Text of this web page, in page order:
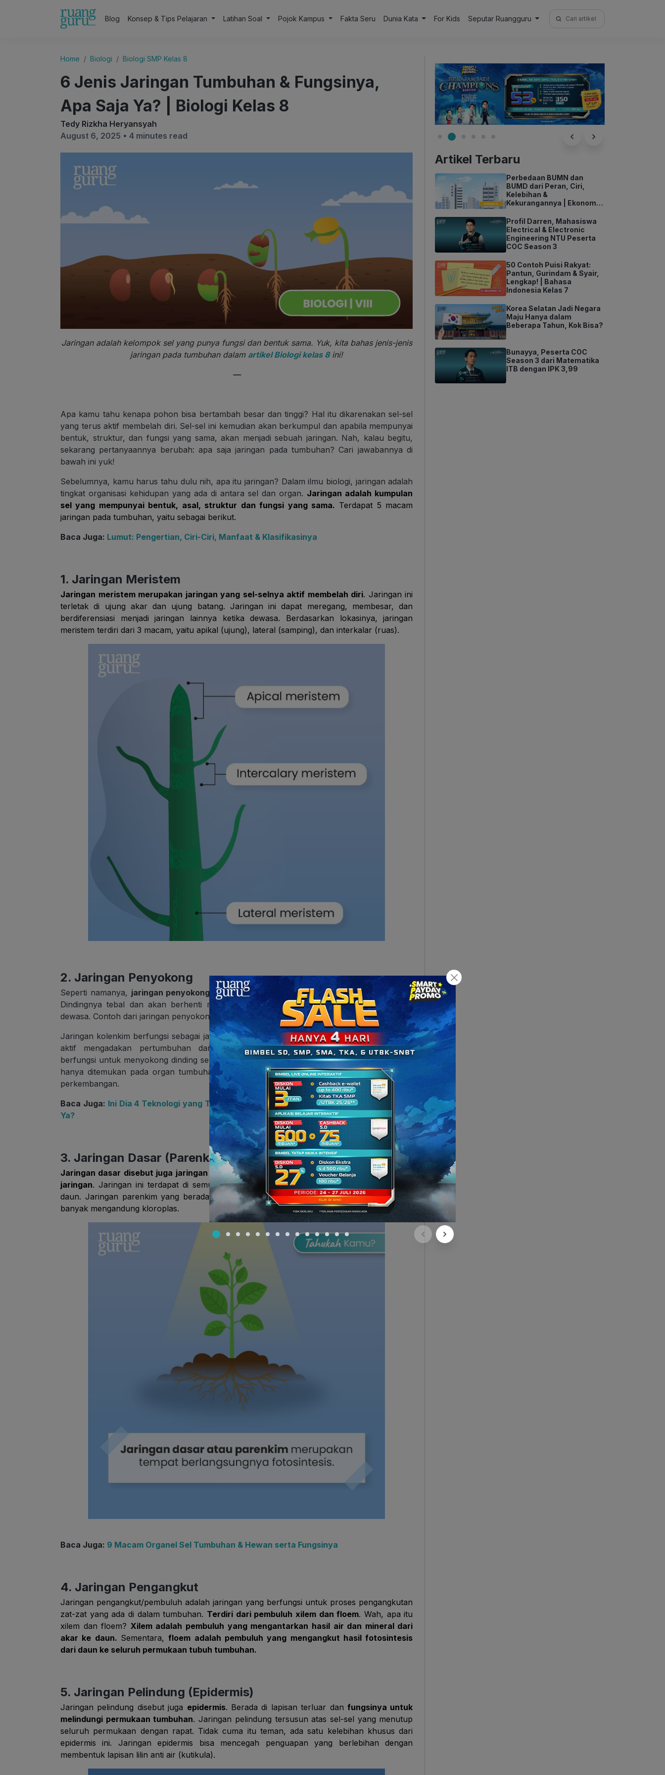
Blog Konsep & Tips Pelajaran Latihan Soal Pojok Kampus Fakta Seru Dunia Kata For Kids Seputar Ruangguru
Search
for:
Home Biologi Biologi SMP Kelas 8
6 Jenis Jaringan Tumbuhan & Fungsinya,
Apa Saja Ya? | Biologi Kelas 8
Tedy Rizkha Heryansyah
August 6, 2025 • 4 minutes read
Jaringan adalah kelompok sel yang punya fungsi dan bentuk sama. Yuk, kita bahas jenis-jenis
jaringan pada tumbuhan dalam artikelBiologi kelas 8ini!
—
Apa kamu tahu kenapa pohon bisa bertambah besar dan tinggi? Hal itu dikarenakan sel-sel
yang terus aktif membelah diri. Sel-sel ini kemudian akan berkumpul dan apabila mempunyai
bentuk, struktur, dan fungsi yang sama, akan menjadi sebuah jaringan. Nah, kalau begitu,
sekarang pertanyaannya berubah: apa saja jaringan pada tumbuhan? Cari jawabannya di
bawah ini yuk!
Sebelumnya, kamu harus tahu dulu nih, apa itu jaringan? Dalam ilmu biologi, jaringan adalah
tingkat organisasi kehidupan yang ada di antara sel dan organ. Jaringan adalah kumpulan
sel yang mempunyai bentuk, asal, struktur dan fungsi yang sama. Terdapat 5 macam
jaringan pada tumbuhan, yaitu sebagai berikut.
Baca Juga: Lumut: Pengertian, Ciri-Ciri, Manfaat & Klasifikasinya
1. Jaringan Meristem
Jaringan meristem merupakan jaringan yang sel-selnya aktif membelah diri. Jaringan ini
terletak di ujung akar dan ujung batang. Jaringan ini dapat meregang, membesar, dan
berdiferensiasi menjadi jaringan lainnya ketika dewasa. Berdasarkan lokasinya, jaringan
meristem terdiri dari 3 macam, yaitu apikal (ujung), lateral (samping), dan interkalar (ruas).
2. Jaringan Penyokong
Seperti namanya, jaringan penyokong berfungsi sebagai penguat/penyokong tumbuhan.
Dindingnya tebal dan akan berhenti melakukan pembelahan ketika sudah mencapai usia
dewasa. Contoh dari jaringan penyokong adalah
kolenkim dan sklerenkim .
Jaringan kolenkim berfungsi sebagai jaringan penyokong pada organ tumbuhan yang masih
aktif mengadakan pertumbuhan dan perkembangan. Sementara jaringan sklerenkim
berfungsi untuk menyokong dinding sekunder yang tebal karena mengandung zat lignin dan
hanya ditemukan pada organ tumbuhan yang sudah tidak mengadakan pertumbuhan dan
perkembangan.
Baca Juga: Ini Dia 4 Teknologi yang Terinspirasi dari Jaringan Tumbuhan, Ada Apa Saja,
Ya?
3. Jaringan Dasar (Parenkim)
Jaringan dasar disebut juga jaringan parenkim . Jaringan inilah yangmengisi ruang antar
jaringan. Jaringan ini terdapat di semua bagian tubuh tanaman, seperti batang, akar, dan
daun. Jaringan parenkim yang berada di daun yaitu mesofil (palisade dan spons) di mana
banyak mengandung kloroplas.
Baca Juga: 9 Macam Organel Sel Tumbuhan & Hewan serta Fungsinya
4. Jaringan Pengangkut
Jaringan pengangkut/pembuluh adalah jaringan yang berfungsi untuk proses pengangkutan
zat-zat yang ada di dalam tumbuhan. Terdiri dari pembuluh xilem dan floem. Wah, apa itu
xilem dan floem? Xilem adalah pembuluh yang mengantarkan hasil air dan mineral dari
akar ke daun. Sementara,floem adalah pembuluh yang mengangkut hasil fotosintesis
dari daun ke seluruh permukaan tubuh tumbuhan.
5. Jaringan Pelindung (Epidermis)
Jaringan pelindung disebut juga epidermis. Berada di lapisan terluar dan fungsinya untuk
melindungi permukaan tumbuhan. Jaringan pelindung tersusun atas sel-sel yang menutup
seluruh permukaan dengan rapat. Tidak cuma itu teman, ada satu kelebihan khusus dari
epidermis ini. Jaringan epidermis bisa mencegah penguapan yang berlebihan dengan
membentuk lapisan lilin anti air (kutikula).
Artikel Terbaru
Perbedaan BUMN dan
BUMD dari Peran, Ciri,
Kelebihan &
Kekurangannya | Ekonomi
Profil Darren, Mahasiswa
Electrical & Electronic
Engineering NTU Peserta
COC Season 3
50 Contoh Puisi Rakyat:
Pantun, Gurindam & Syair,
Lengkap! | Bahasa
Indonesia Kelas 7
Korea Selatan Jadi Negara
Maju Hanya dalam
Beberapa Tahun, Kok Bisa?
Bunayya, Peserta COC
Season 3 dari Matematika
ITB dengan IPK 3,99